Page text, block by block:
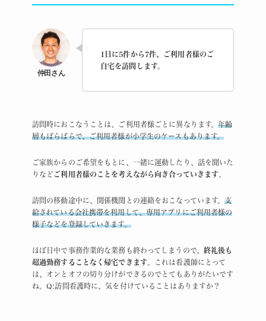
1日に5件から7件、ご利用者様のご
自宅を訪問します。
訪問時におこなうことは、ご利用者様ごとに異なります。年齢
層もばらばらで、ご利用者様が小学生のケースもあります。
ご家族からのご希望をもとに、一緒に運動したり、話を聞いた
りなど ご利用者様のことを考えながら向き合っていきます
訪問の移動途中に、関係機関との連絡をおこなっています。支
給されている会社携帯を利用して、専用アプリにご利用者様の
様子などを登録していきます。
ほぼ日中で事務作業的な業務も終わってしまうので、 終礼後も
超過勤務することなく帰宅できます。これは看護師にとって
は、オンとオフの切り分けができるのでとてもありがたいです
ね。Q:訪問看護時に、気を付けていることはありますか？